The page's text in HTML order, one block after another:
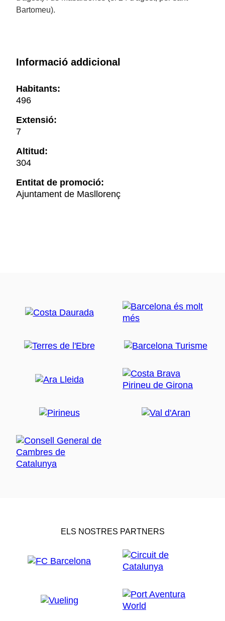
Bartomeu).
Informació addicional
Habitants:
496
Extensió:
7
Altitud:
304
Entitat de promoció:
Ajuntament de Masllorenç
ELS NOSTRES PARTNERS